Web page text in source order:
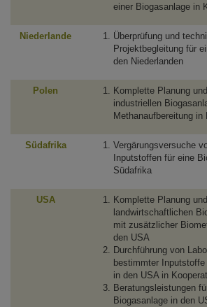
einer Biogasanlage in
Niederlande
Überprüfung und
Projektbegleitung für
den Niederlanden
Polen
Komplette Planung
industriellen
Methanaufbereitung in
Südafrika
Vergärungsversuche
Inputstoffen für eine
Südafrika
USA
Komplette Planung
landwirtschaftlichen
mit zusätzlicher
den USA
Durchführung von
bestimmter
in den USA in
Beratungsleistungen
Biogasanlage in den